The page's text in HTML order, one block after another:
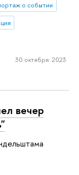
о событии
30 октября 2023
вечер